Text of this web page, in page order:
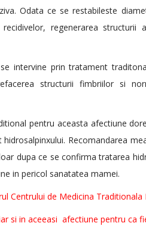
Odata ce se restabileste
regenerarea structurii
intervine prin tratament
structurii fimbriilor si
pentru aceasta afectiune
Recomandarea
dupa ce se confirma tratarea
in pericol sanatatea mamei.
Centrului de Medicina Traditionala
si in aceeasi afectiune pentru ca